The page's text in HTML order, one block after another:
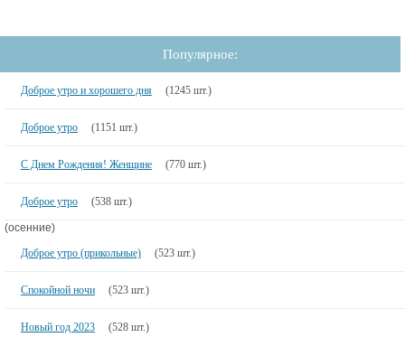
Популярное:
Доброе утро и хорошего дня (1245 шт.)
Доброе утро (1151 шт.)
С Днем Рождения! Женщине (770 шт.)
Доброе утро (538 шт.)
(осенние)
Доброе утро (прикольные)
(523 шт.)
Спокойной ночи (523 шт.)
Новый год 2023 (528 шт.)